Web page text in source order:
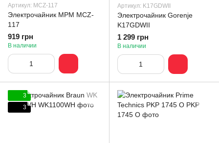
Артикул: MCZ-117
Электрочайник MPM MCZ-
117
919 грн
В наличии
Артикул: K17GDWII
Электрочайник Gorenje
K17GDWII
1 299 грн
В наличии
3
3